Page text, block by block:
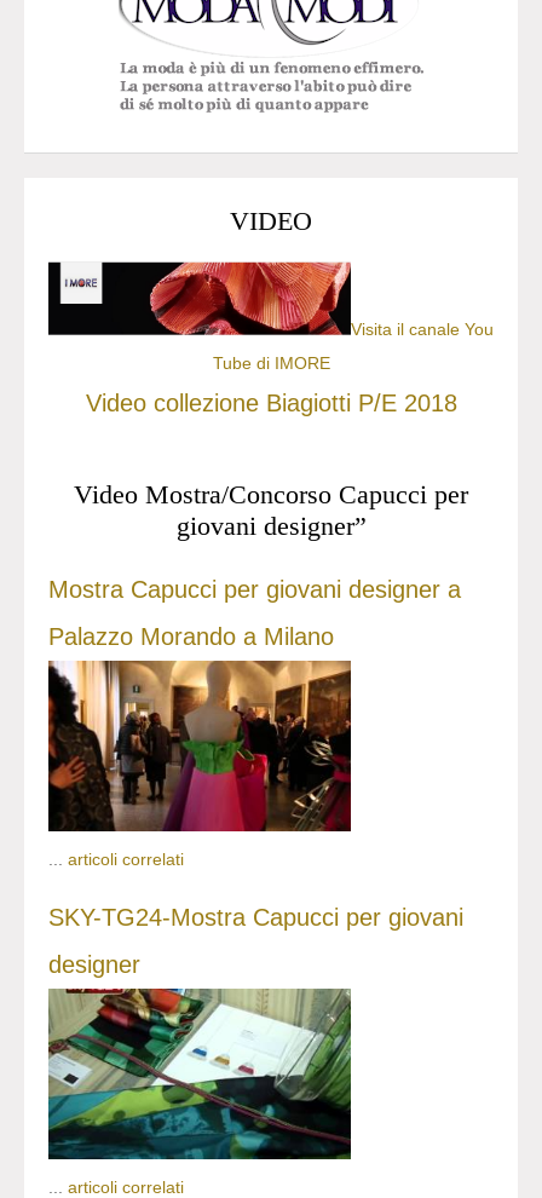
VIDEO
Visita il canale You
Tube di IMORE
Video collezione Biagiotti P/E 2018
Video Mostra/Concorso Capucci per
giovani designer”
Mostra Capucci per giovani designer a
Palazzo Morando a Milano
articoli correlati
SKY-TG24-Mostra Capucci per giovani
designer
articoli correlati